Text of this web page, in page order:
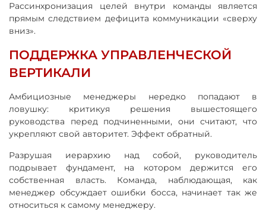
Рассинхронизация целей внутри команды является
прямым следствием дефицита коммуникации «сверху
вниз».
ПОДДЕРЖКА УПРАВЛЕНЧЕСКОЙ
ВЕРТИКАЛИ
Амбициозные менеджеры нередко попадают в
ловушку: критикуя решения вышестоящего
руководства перед подчиненными, они считают, что
укрепляют свой авторитет. Эффект обратный.
Разрушая иерархию над собой, руководитель
подрывает фундамент, на котором держится его
собственная власть. Команда, наблюдающая, как
менеджер обсуждает ошибки босса, начинает так же
относиться к самому менеджеру.